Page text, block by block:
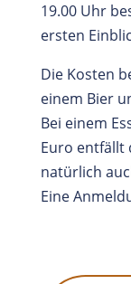
19.00 Uhr
ersten
Die Kosten
einem Bier
Bei einem
Euro entfällt
natürlich
Eine